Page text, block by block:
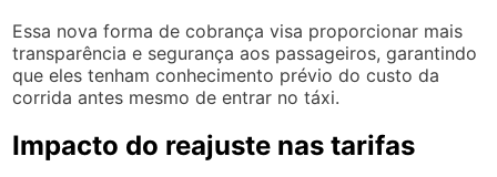
Essa nova forma de cobrança visa proporcionar mais
transparência e segurança aos passageiros, garantindo
que eles tenham conhecimento prévio do custo da
corrida antes mesmo de entrar no táxi.
Impacto do reajuste nas tarifas